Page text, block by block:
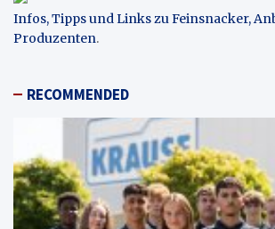
Infos, Tipps und Links zu Feinsnacker,
Produzenten.
RECOMMENDED